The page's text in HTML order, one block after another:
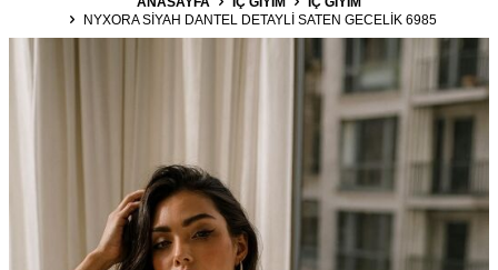
NYXORA SIYAH DANTEL DETAYLI SATEN GECELIK 6985